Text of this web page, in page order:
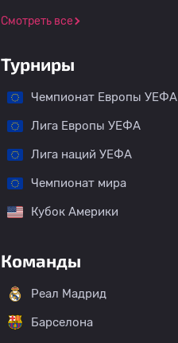
Смотреть все
Турниры
Чемпионат Европы УЕФА
Лига Европы УЕФА
Лига наций УЕФА
Чемпионат мира
Кубок Америки
Команды
Реал Мадрид
Барселона